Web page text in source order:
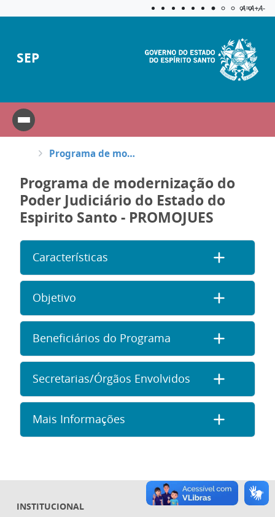
Aplicar
A=A+A-
SEP
Programa de modernização do Poder Judiciário do Estado do Espirito Santo - PROMOJUES
Programa de modernização do
Poder Judiciário do Estado do
Espirito Santo - PROMOJUES
Características
Objetivo
Beneficiários do Programa
Secretarias/Órgãos Envolvidos
Mais Informações
INSTITUCIONAL